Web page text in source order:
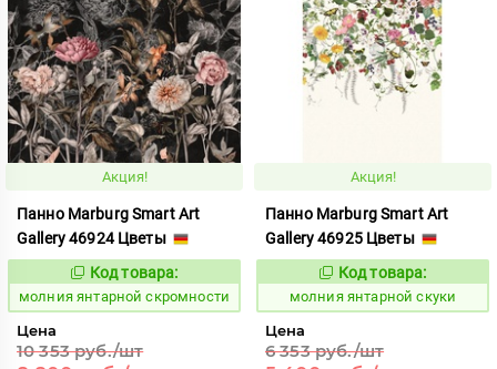
Акция!
Панно Marburg Smart Art
Gallery 46924 Цветы
1015468
Код товара:
молния янтарной скромности
Цена
10 353 руб./шт
Акция!
Панно Marburg Smart Art
Gallery 46925 Цветы
1015469
Код товара:
молния янтарной скуки
Цена
6 353 руб./шт